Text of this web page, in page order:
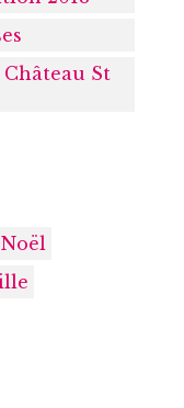
St
Noël